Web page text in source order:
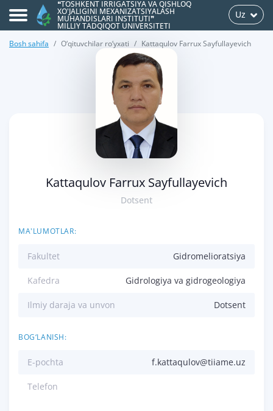
❝TOSHKENT IRRIGATSIYA VA QISHLOQ
XO'JALIGINI MEXANIZATSIYALASH
MUHANDISLARI INSTITUTI❞
MILLIY TADQIQOT UNIVERSITETI
Uz
Bosh sahifa O‘qituvchilar ro‘yxati Kattaqulov Farrux Sayfullayevich
Kattaqulov Farrux Sayfullayevich
Dotsent
MA'LUMOTLAR:
Fakultet Gidromelioratsiya
Kafedra Gidrologiya va gidrogeologiya
Ilmiy daraja va unvon Dotsent
BOG‘LANISH:
E-pochta f.kattaqulov@tiiame.uz
Telefon